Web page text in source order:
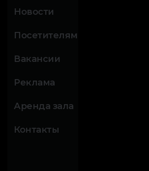
Новости
Посетителям
Вакансии
Реклама
Аренда зала
Контакты